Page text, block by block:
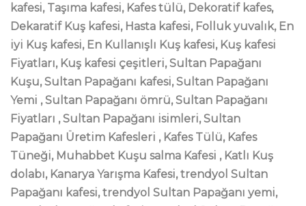
kafesi, Taşıma kafesi, Kafes tülü, Dekoratif kafes,
Dekaratif Kuş kafesi, Hasta kafesi, Folluk yuvalık, En
iyi Kuş kafesi, En Kullanışlı Kuş kafesi, Kuş kafesi
Fiyatları, Kuş kafesi çeşitleri, Sultan Papağanı
Kuşu, Sultan Papağanı kafesi, Sultan Papağanı
Yemi , Sultan Papağanı ömrü, Sultan Papağanı
Fiyatları , Sultan Papağanı isimleri, Sultan
Papağanı Üretim Kafesleri , Kafes Tülü, Kafes
Tüneği, Muhabbet Kuşu salma Kafesi , Katlı Kuş
dolabı, Kanarya Yarışma Kafesi, trendyol Sultan
Papağanı kafesi, trendyol Sultan Papağanı yemi,